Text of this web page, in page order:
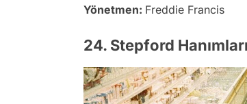
Yönetmen: Freddie Francis
24. Stepford